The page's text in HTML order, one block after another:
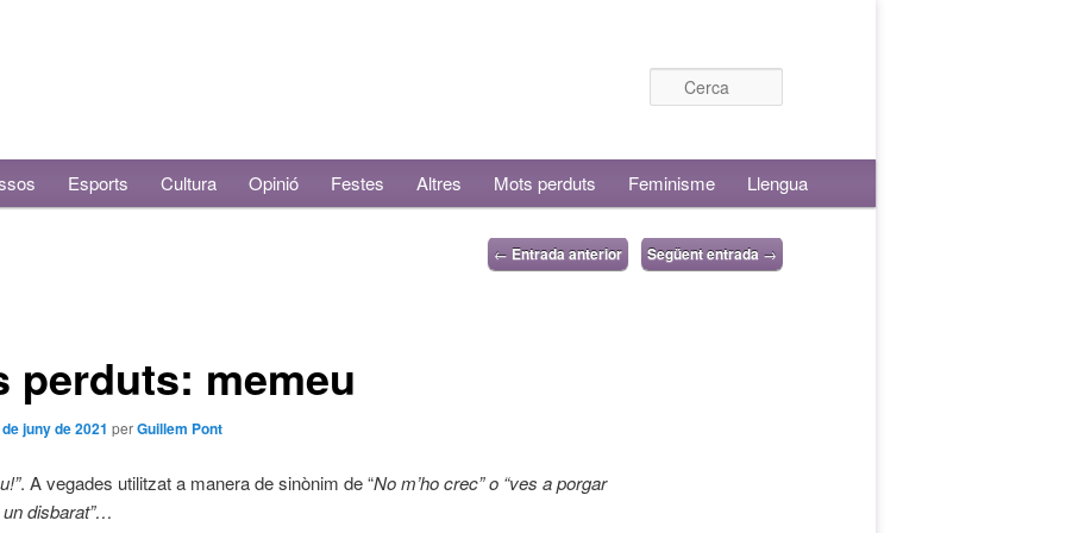
Esports Cultura Opinió Festes Altres Mots perduts Feminisme Llengua
← Entrada anterior Següent entrada →
perduts: memeu
juny de 2021 perGuillem Pont
. A vegades utilitzat a manera de sinònim de “No m’ho crec” o “ves a porgar
un disbarat”…